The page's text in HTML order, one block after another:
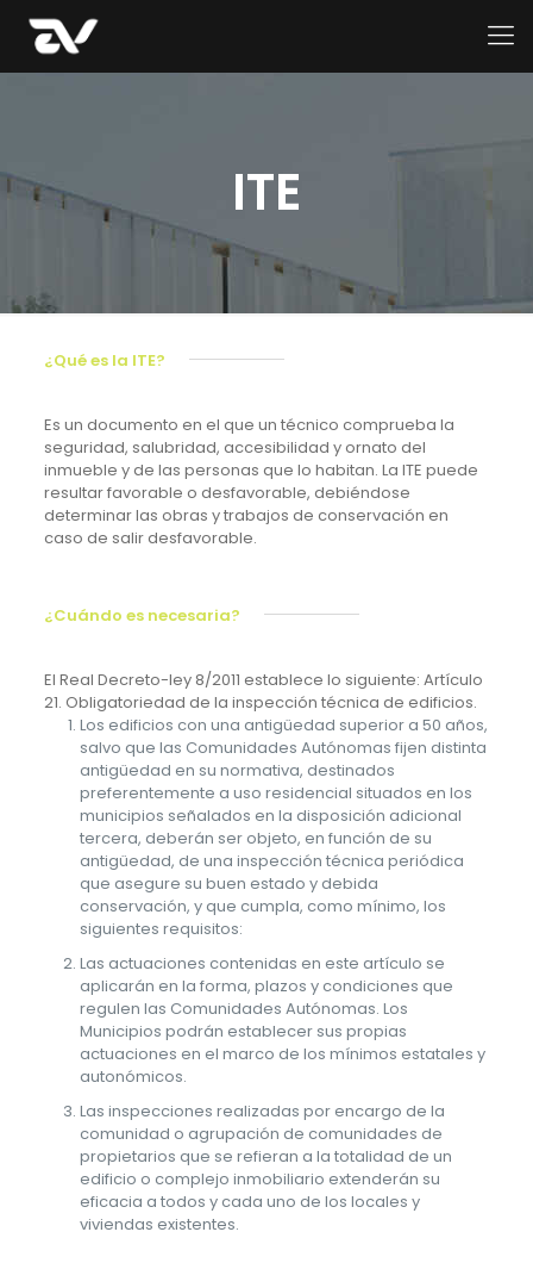
ITE
¿Qué es la ITE?
Es un documento en el que un técnico comprueba la
seguridad, salubridad, accesibilidad y ornato del
inmueble y de las personas que lo habitan. La ITE puede
resultar favorable o desfavorable, debiéndose
determinar las obras y trabajos de conservación en
caso de salir desfavorable.
¿Cuándo es necesaria?
El Real Decreto-ley 8/2011 establece lo siguiente: Artículo
21. Obligatoriedad de la inspección técnica de edificios.
Los edificios con una antigüedad superior a 50 años,
salvo que las Comunidades Autónomas fijen distinta
antigüedad en su normativa, destinados
preferentemente a uso residencial situados en los
municipios señalados en la disposición adicional
tercera, deberán ser objeto, en función de su
antigüedad, de una inspección técnica periódica
que asegure su buen estado y debida
conservación, y que cumpla, como mínimo, los
siguientes requisitos:
Las actuaciones contenidas en este artículo se
aplicarán en la forma, plazos y condiciones que
regulen las Comunidades Autónomas. Los
Municipios podrán establecer sus propias
actuaciones en el marco de los mínimos estatales y
autonómicos.
Las inspecciones realizadas por encargo de la
comunidad o agrupación de comunidades de
propietarios que se refieran a la totalidad de un
edificio o complejo inmobiliario extenderán su
eficacia a todos y cada uno de los locales y
viviendas existentes.